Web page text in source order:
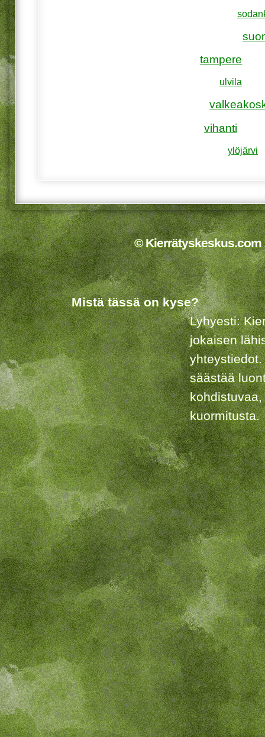
tampere
ulvila
vihanti
ylöjärvi
© Kierrätyskeskus.com
Mistä tässä on kyse?
Lyhyesti:
jokaisen
säästää
kuormitusta.